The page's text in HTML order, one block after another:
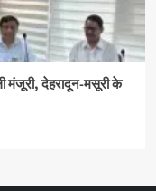
मंजूरी, देहरादून-मसूरी के